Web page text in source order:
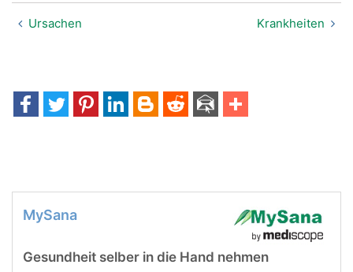
Ursachen Krankheiten
MySana
Gesundheit selber in die Hand nehmen